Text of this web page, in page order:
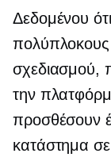
Δεδομένου
σχεδιασμού,
την
προσθέσουν
κατάστημα